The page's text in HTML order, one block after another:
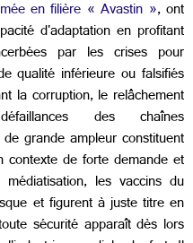
en filière « Avastin », ont
d'adaptation en profitant
par les crises pour
qualité inférieure ou falsifiés
la corruption, le relâchement
des chaînes
grande ampleur constituent
de forte demande et
les vaccins du
et figurent à juste titre en
sécurité apparaît dès lors